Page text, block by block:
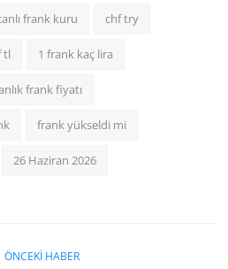
frank kuru chf try
tl 1 frank kaç lira
frank fiyatı
frank yükseldi mi
26 Haziran 2026
ÖNCEKI HABER